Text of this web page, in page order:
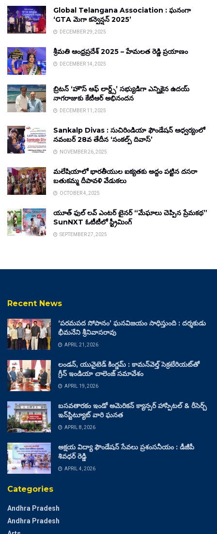
Global Telangana Association : ఘనంగా
‘GTA మెగా కన్వెన్షన్ 2025’
DECEMBER 29, 2025
శ్రీమతి ఆంధ్రప్రదేశ్ 2025 – హేమలత రెడ్డి ప్రయాణం
DECEMBER 14, 2025
బ్రిటన్ ‘హౌస్ ఆఫ్ లార్డ్స్’ సభ్యుడిగా ఎన్నికైన ఉదయ్
నాగరాజుకు కేటీఆర్ అభినందన
DECEMBER 11, 2025
Sankalp Divas : సుచిరిండియా ఫౌండేషన్ ఆధ్వర్యంలో
నవంబర్ 28వ తేదీన ‘సంకల్ప్ దివాస్’
NOVEMBER 26, 2025
మలేషియాలో భారతీయుల ఐక్యతకు అద్దం పట్టిన దసరా
బతుకమ్మ దీపావళి వేడుకలు
OCTOBER 4, 2025
యూత్ ఫుల్ లవ్ ఎంటర్ టైనర్ “మేఘాలు చెప్పిన ప్రేమకథ”
SunNXT ఓటీటీలో స్ట్రీమింగ్
SEPTEMBER 27, 2025
Recent News
‘పరమపద సోపానం’ ఘనవిజయం సాధిస్తుంది : దర్శకుడు
భీమనేని శ్రీనివాసరావు
APRIL 21, 2026
లండన్, యునైటెడ్ కింగ్డమ్ : కామన్‌వెల్త్ సెక్రటేరియట్‌తో
గ్రీన్ ఇండియా చాలెంజ్ సమావేశం
APRIL 19, 2026
బసవతారకం ఇండో అమెరికన్ క్యాన్సర్ హాస్పిటల్ & రీసెర్చ్
ఇన్‌స్టిట్యూట్ వారి ఘనత
APRIL 8, 2026
అక్షయ విద్యా ఫౌండేషన్ సేవలు ప్రశంసనీయం : డీజీపీ
శివధర్ రెడ్డి
APRIL 4, 2026
Categories
Andhra Pradesh
Andhra Pradesh